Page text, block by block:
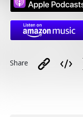
Share